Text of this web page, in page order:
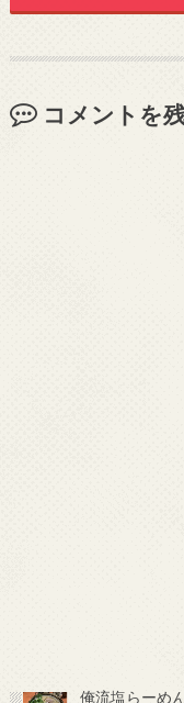
コメントを
俺流塩らーめ